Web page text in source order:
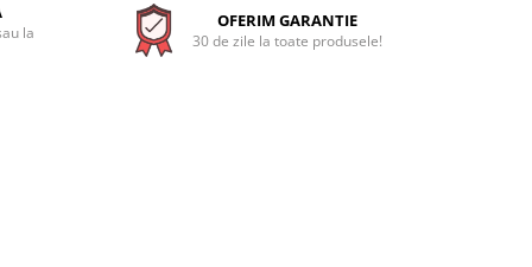
la
OFERIM GARANTIE
30 de zile la toate produsele!